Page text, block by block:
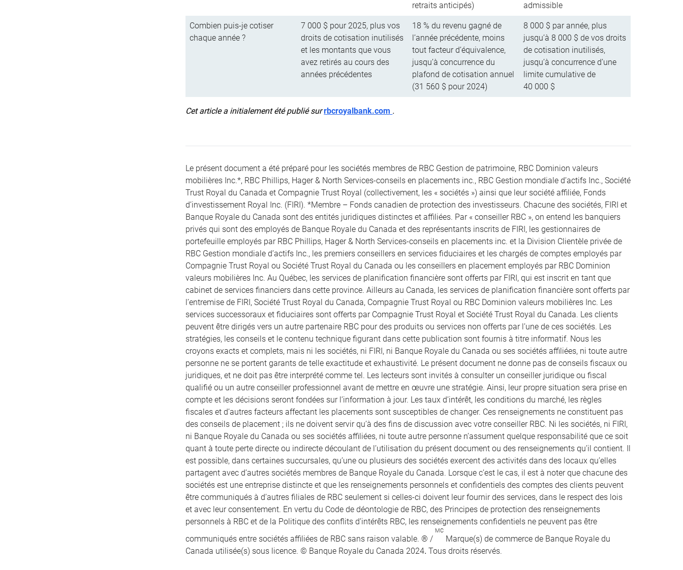
retraits anticipés)
admissible
Combien puis-je cotiser
chaque année ?
7 000 $ pour 2025, plus vos
droits de cotisation inutilisés
et les montants que vous
avez retirés au cours des
années précédentes
18 % du revenu gagné de
l’année précédente, moins
tout facteur d’équivalence,
jusqu’à concurrence du
plafond de cotisation annuel
(31 560 $ pour 2024)
8 000 $ par année, plus
jusqu’à 8 000 $ de vos droits
de cotisation inutilisés,
jusqu’à concurrence d’une
limite cumulative de
40 000 $
Cet article a initialement été publié surrbcroyalbank.com .
Le présent document a été préparé pour les sociétés membres de RBC Gestion de patrimoine, RBC Dominion valeurs
mobilières Inc.*, RBC Phillips, Hager & North Services-conseils en placements inc., RBC Gestion mondiale d’actifs Inc., Société
Trust Royal du Canada et Compagnie Trust Royal (collectivement, les « sociétés ») ainsi que leur société affiliée, Fonds
d’investissement Royal Inc. (FIRI). *Membre – Fonds canadien de protection des investisseurs. Chacune des sociétés, FIRI et
Banque Royale du Canada sont des entités juridiques distinctes et affiliées. Par « conseiller RBC », on entend les banquiers
privés qui sont des employés de Banque Royale du Canada et des représentants inscrits de FIRI, les gestionnaires de
portefeuille employés par RBC Phillips, Hager & North Services-conseils en placements inc. et la Division Clientèle privée de
RBC Gestion mondiale d’actifs Inc., les premiers conseillers en services fiduciaires et les chargés de comptes employés par
Compagnie Trust Royal ou Société Trust Royal du Canada ou les conseillers en placement employés par RBC Dominion
valeurs mobilières Inc. Au Québec, les services de planification financière sont offerts par FIRI, qui est inscrit en tant que
cabinet de services financiers dans cette province. Ailleurs au Canada, les services de planification financière sont offerts par
l’entremise de FIRI, Société Trust Royal du Canada, Compagnie Trust Royal ou RBC Dominion valeurs mobilières Inc. Les
services successoraux et fiduciaires sont offerts par Compagnie Trust Royal et Société Trust Royal du Canada. Les clients
peuvent être dirigés vers un autre partenaire RBC pour des produits ou services non offerts par l’une de ces sociétés. Les
stratégies, les conseils et le contenu technique figurant dans cette publication sont fournis à titre informatif. Nous les
croyons exacts et complets, mais ni les sociétés, ni FIRI, ni Banque Royale du Canada ou ses sociétés affiliées, ni toute autre
personne ne se portent garants de telle exactitude et exhaustivité. Le présent document ne donne pas de conseils fiscaux ou
juridiques, et ne doit pas être interprété comme tel. Les lecteurs sont invités à consulter un conseiller juridique ou fiscal
qualifié ou un autre conseiller professionnel avant de mettre en œuvre une stratégie. Ainsi, leur propre situation sera prise en
compte et les décisions seront fondées sur l’information à jour. Les taux d’intérêt, les conditions du marché, les règles
fiscales et d’autres facteurs affectant les placements sont susceptibles de changer. Ces renseignements ne constituent pas
des conseils de placement ; ils ne doivent servir qu’à des fins de discussion avec votre conseiller RBC. Ni les sociétés, ni FIRI,
ni Banque Royale du Canada ou ses sociétés affiliées, ni toute autre personne n’assument quelque responsabilité que ce soit
quant à toute perte directe ou indirecte découlant de l’utilisation du présent document ou des renseignements qu’il contient. Il
est possible, dans certaines succursales, qu’une ou plusieurs des sociétés exercent des activités dans des locaux qu’elles
partagent avec d’autres sociétés membres de Banque Royale du Canada. Lorsque c’est le cas, il est à noter que chacune des
sociétés est une entreprise distincte et que les renseignements personnels et confidentiels des comptes des clients peuvent
être communiqués à d’autres filiales de RBC seulement si celles-ci doivent leur fournir des services, dans le respect des lois
et avec leur consentement. En vertu du Code de déontologie de RBC, des Principes de protection des renseignements
personnels à RBC et de la Politique des conflits d’intérêts RBC, les renseignements confidentiels ne peuvent pas être
communiqués entre sociétés affiliées de RBC sans raison valable. ® /
MC
Marque(s) de commerce de Banque Royale du
Canada utilisée(s) sous licence. © Banque Royale du Canada 2024. Tous droits réservés.